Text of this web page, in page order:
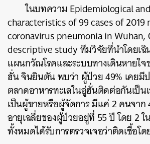
ในบทความ Epidemiological
characteristics of 99 cases of 2019
coronavirus pneumonia in Wuhan,
descriptive study ทีมวิจัยที่นำโดยเ
แผนกวัณโรคและระบบทางเดินหายใจ
ฮั่น จินยินตัน พบว่า ผู้ป่วย 49% เคยมี
ตลาดอาหารทะเลในอู่ฮั่นติดต่อกันเป็
เป็นผู้ขายหรือผู้จัดการ มีแค่ 2 คนจาก
อายุเฉลี่ยของผู้ป่วยอยู่ที่ 55 ปี โดย 2 ใ
ทั้งหมดได้รับการตรวจเจอว่าติดเชื้อโด